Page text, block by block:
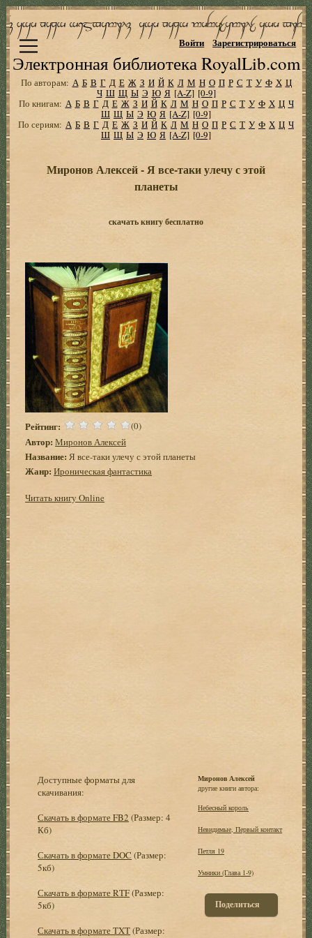
Электронная библиотека RoyalLib.com
Войти Зарегистрироваться
По авторам: А Б В Г Д Е Ж З И Й К Л М Н О П Р С Т У Ф Х Ц
Ч Ш Щ Ы Э Ю Я [A-Z] [0-9]
По книгам: А Б В Г Д Е Ж З И Й К Л М Н О П Р С Т У Ф Х Ц Ч
Ш Щ Ы Э Ю Я [A-Z] [0-9]
По сериям: А Б В Г Д Е Ж З И Й К Л М Н О П Р С Т У Ф Х Ц Ч
Ш Щ Ы Э Ю Я [A-Z] [0-9]
Миронов Алексей - Я все-таки улечу с этой
планеты
скачать книгу бесплатно
Рейтинг: (0)
Автор: Миронов Алексей
Название: Я все-таки улечу с этой планеты
Жанр: Ироническая фантастика
Читать книгу Online
Доступные форматы для
скачивания:
Скачать в формате FB2 (Размер: 4
Кб)
Скачать в формате DOC (Размер:
5кб)
Скачать в формате RTF(Размер:
5кб)
Скачать в формате TXT(Размер:
Миронов Алексей
другие книги автора:
Небесный король
Невидимые, Первый контакт
Петля 19
Умники (Глава 1-9)
Поделиться